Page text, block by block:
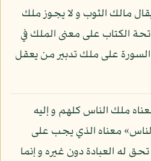
مالك الثوب و لا يجوز ملك
الكتاب على معنى الملك في
على ملك تدبير من يعقل
ملك الناس كلهم و إليه
معناه الذي يجب على
له العبادة دون غيره و إنما